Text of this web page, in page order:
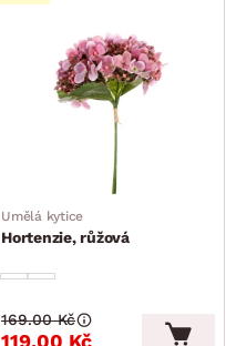
Umělá kytice
Hortenzie, růžová
119.00 Kč
169.00 Kč